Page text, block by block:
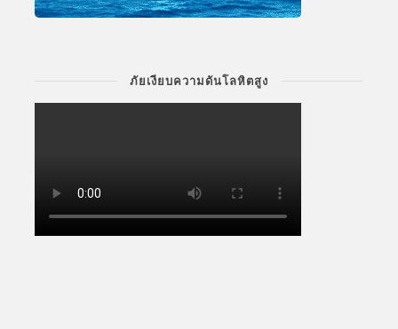
ภัยเงียบความดันโลหิตสูง